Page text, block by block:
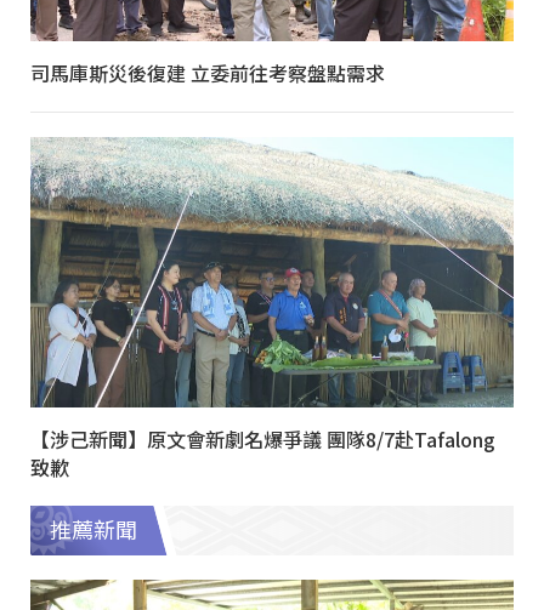
司馬庫斯災後復建 立委前往考察盤點需求
【涉己新聞】原文會新劇名爆爭議 團隊8/7赴Tafalong
致歉
推薦新聞